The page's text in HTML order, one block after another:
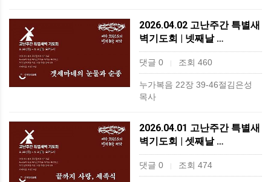
2026.04.02 고난주간 특별새
벽기도회 | 넷째날 …
댓글 0 | 조회 460
누가복음 22장 39-46절김은성
목사
2026.04.01 고난주간 특별새
벽기도회 | 셋째날 …
댓글 0 | 조회 474